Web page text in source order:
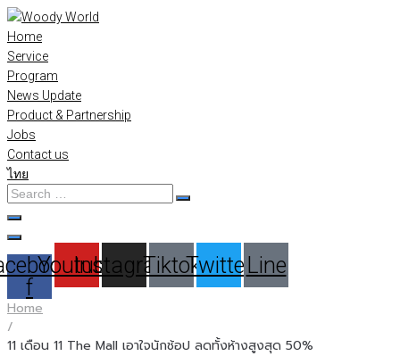
Skip
to
content
Home
Service
Program
News Update
Product & Partnership
Jobs
Contact us
ไทย
Search
…
f
Youtube
Instagram
TiktokTwitterLine
Home
/
11 เดือน 11 The Mall เอาใจนักช้อป ลดทั้งห้างสูงสุด 50%